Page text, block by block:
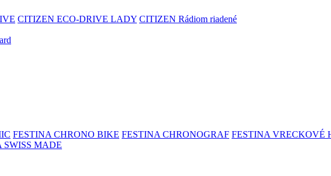
CITIZEN ECO-DRIVE LADY CITIZEN Rádiom riadené
FESTINA CHRONO BIKE FESTINA CHRONOGRAF FESTINA VRECKOVÉ
SWISS MADE